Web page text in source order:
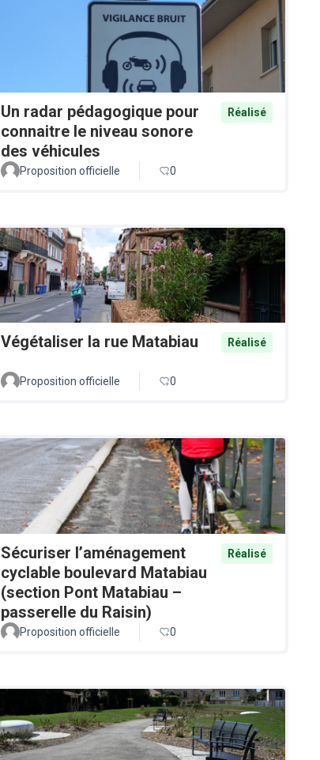
Un radar pédagogique pour
connaitre le niveau sonore
des véhicules
Réalisé
Proposition officielle 0
Végétaliser la rue Matabiau Réalisé
Proposition officielle 0
Sécuriser l’aménagement
cyclable boulevard Matabiau
(section Pont Matabiau –
passerelle du Raisin)
Réalisé
Proposition officielle 0